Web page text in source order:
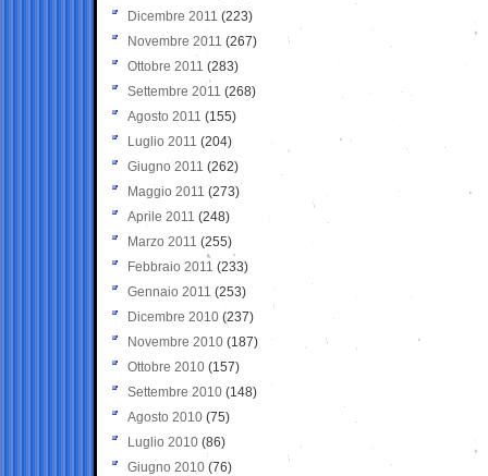
Dicembre 2011 (223)
Novembre 2011 (267)
Ottobre 2011 (283)
Settembre 2011 (268)
Agosto 2011 (155)
Luglio 2011 (204)
Giugno 2011 (262)
Maggio 2011 (273)
Aprile 2011 (248)
Marzo 2011 (255)
Febbraio 2011 (233)
Gennaio 2011 (253)
Dicembre 2010 (237)
Novembre 2010 (187)
Ottobre 2010 (157)
Settembre 2010 (148)
Agosto 2010 (75)
Luglio 2010 (86)
Giugno 2010 (76)